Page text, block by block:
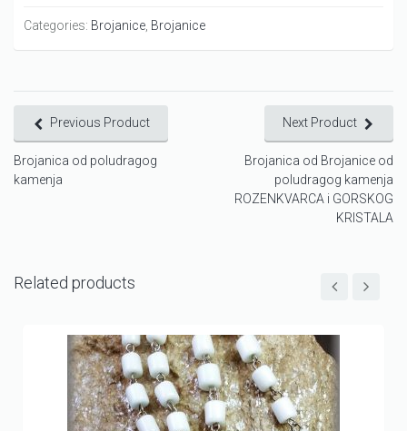
Categories: Brojanice, Brojanice
Previous Product
Brojanica od poludragog
kamenja
Next Product
Brojanica od Brojanice od
poludragog kamenja
ROZENKVARCA i GORSKOG
KRISTALA
Related products